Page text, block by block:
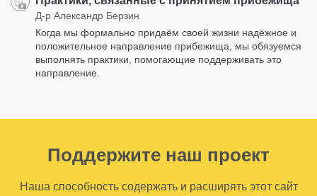
Д-р Александр Берзин
Когда мы формально придаём своей жизни надёжное и
положительное направление прибежища, мы обязуемся
выполнять практики, помогающие поддерживать это
направление.
Поддержите наш проект
Наша способность содержать и расширять этот сайт